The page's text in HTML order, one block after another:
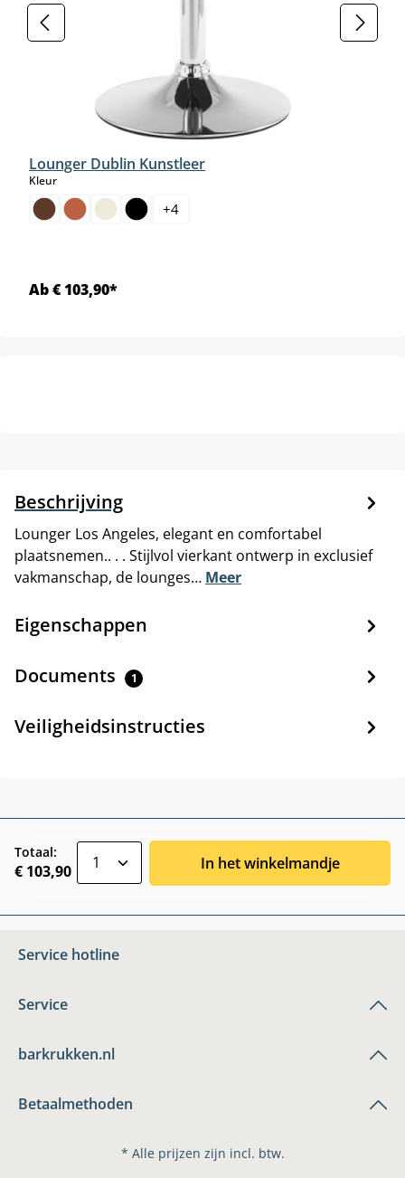
Lounger Dublin Kunstleer
Kleurselect
+4
Ab € 103,90*
Beschrijving
Lounger Los Angeles, elegant en comfortabel
plaatsnemen.. . . Stijlvol vierkant ontwerp in exclusief
vakmanschap, de lounges… Meer
Eigenschappen
Documents 1
Veiligheidsinstructies
Totaal:
€ 103,90 In het winkelmandje
Service hotline
Service
barkrukken.nl
Betaalmethoden
* Alle prijzen zijn incl. btw.